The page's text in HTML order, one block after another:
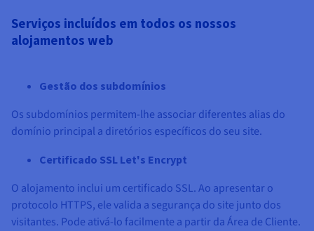
Serviços incluídos em todos os nossos
alojamentos web
Gestão dos subdomínios
Os subdomínios permitem-lhe associar diferentes alias do
domínio principal a diretórios específicos do seu site.
Certificado SSL Let's Encrypt
O alojamento inclui um certificado SSL. Ao apresentar o
protocolo HTTPS, ele valida a segurança do site junto dos
visitantes. Pode ativá-lo facilmente a partir da Área de Cliente.